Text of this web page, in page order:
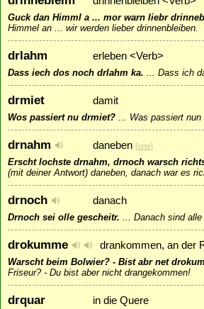
Guck dan Himml a ... mor warn liebr
Himmel an ... wir werden lieber drinnenbleiben.
drlahm erleben <Verb>
Dass iech dos noch drlahm ka. ... Dass ich
drmiet damit
Wos passiert nu drmiet? ... Was passiert nun
drnahm daneben [orte]
Erscht lochste drnahm, drnoch warsch
(mit deiner Antwort) daneben, danach war es
drnoch danach
Drnoch sei olle gescheitr. ... Danach sind alle
drokumme drankommen, an der
Warscht beim Bolwier? - Bist abr net
Friseur? - Du bist aber nicht drangekommen!
drquar in die Quere